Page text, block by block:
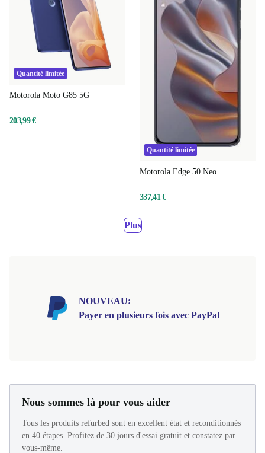
Quantité limitée
Motorola Moto G85 5G
203,99 €
Quantité limitée
Motorola Edge 50 Neo
337,41 €
Plus
NOUVEAU:
Payer en plusieurs fois avec PayPal
Nous sommes là pour vous aider
Tous les produits refurbed sont en excellent état et reconditionnés
en 40 étapes. Profitez de 30 jours d'essai gratuit et constatez par
vous-même.